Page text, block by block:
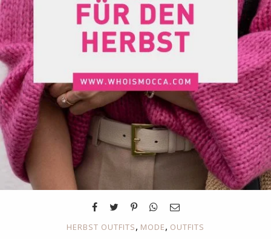
HERBST OUTFITS, MODE, OUTFITS